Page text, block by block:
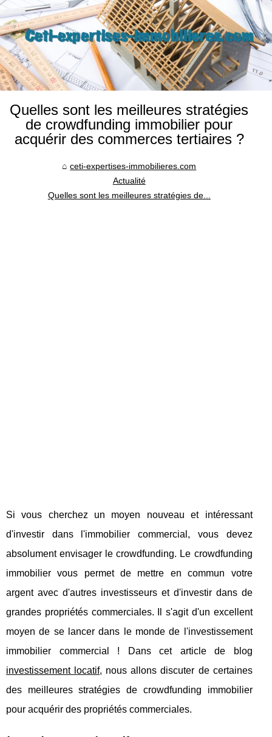
Quelles sont les meilleures stratégies
de crowdfunding immobilier pour
acquérir des commerces tertiaires ?
ceti-expertises-immobilieres.com
Actualité
Quelles sont les meilleures stratégies de...
Si vous cherchez un moyen nouveau et intéressant
d'investir dans l'immobilier commercial, vous devez
absolument envisager le crowdfunding. Le crowdfunding
immobilier vous permet de mettre en commun votre
argent avec d'autres investisseurs et d'investir dans de
grandes propriétés commerciales. Il s'agit d'un excellent
moyen de se lancer dans le monde de l'investissement
immobilier commercial ! Dans cet article de blog
investissement locatif, nous allons discuter de certaines
des meilleures stratégies de crowdfunding immobilier
pour acquérir des propriétés commerciales.